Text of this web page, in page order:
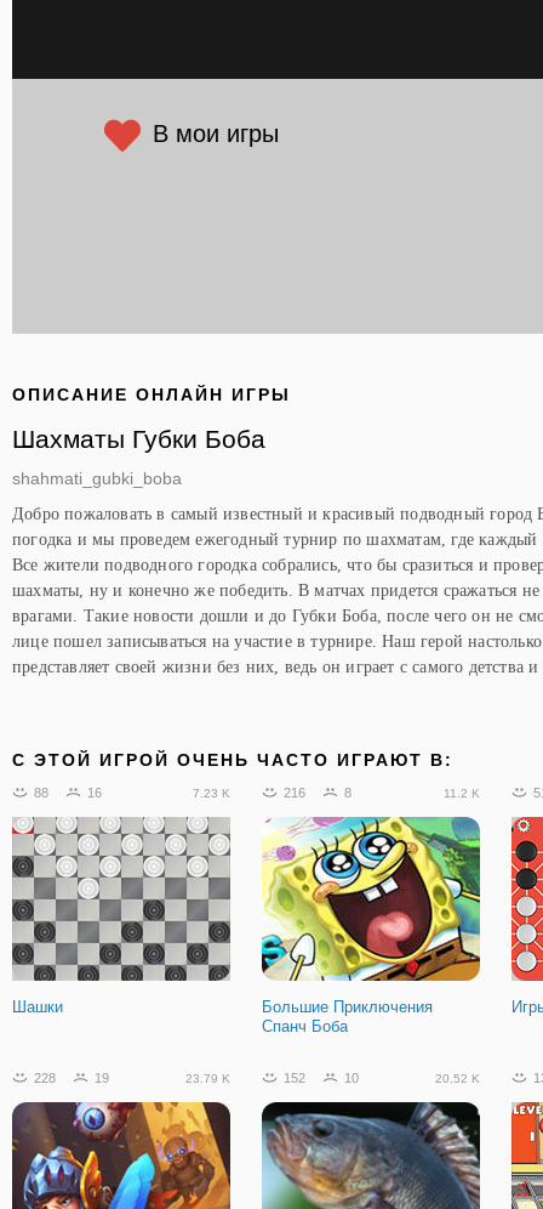
В мои игры
ОПИСАНИЕ ОНЛАЙН ИГРЫ
Шахматы Губки Боба
shahmati_gubki_boba
Добро пожаловать в самый известный и красивый подводный город
погодка и мы проведем ежегодный турнир по шахматам, где
Все жители подводного городка собрались, что бы сразиться и
шахматы, ну и конечно же победить. В матчах придется сражаться
врагами. Такие новости дошли и до Губки Боба, после чего он не
лице пошел записываться на участие в турнире. Наш герой
представляет своей жизни без них, ведь он играет с самого детства и
C ЭТОЙ ИГРОЙ ОЧЕНЬ ЧАСТО ИГРАЮТ В:
88 16 7.23 K
Шашки
216 8 11.2 K
Большие Приключения
Спанч Боба
228 19 23.79 K 152 10 20.52 K